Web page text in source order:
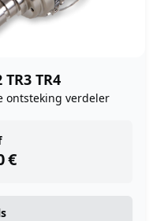
TR4
ontsteking verdeler
€